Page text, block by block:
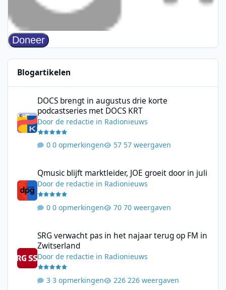
Blogartikelen
DOCS brengt in augustus drie korte
podcastseries met DOCS KRT
Doorde redactie in Radionieuws
0 opmerkingen 57 weergaven
Qmusic blijft marktleider, JOE groeit door in juli
Doorde redactie in Radionieuws
0 opmerkingen 70 weergaven
SRG verwacht pas in het najaar terug op FM in
Zwitserland
Doorde redactie in Radionieuws
3 opmerkingen 226 weergaven